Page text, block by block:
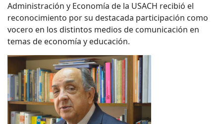
Administración y Economía de la USACH recibió el
reconocimiento por su destacada participación como
vocero en los distintos medios de comunicación en
temas de economía y educación.